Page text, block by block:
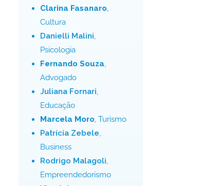
Clarina Fasanaro,
Cultura
Danielli Malini,
Psicologia
Fernando Souza,
Advogado
Juliana Fornari,
Educação
Marcela Moro, Turismo
Patrícia Zebele,
Business
Rodrigo Malagoli,
Empreendedorismo